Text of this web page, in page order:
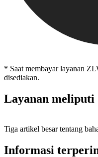
* Saat membayar layanan
disediakan.
Layanan meliputi
Tiga artikel besar tentang
Informasi